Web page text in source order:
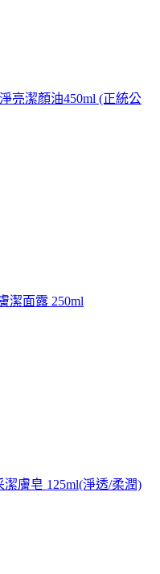
亮潔顏油450ml (正統公
潔面露 250ml
潔膚皂 125ml(淨透/柔潤)